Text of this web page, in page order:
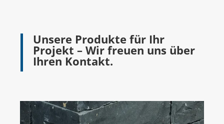
Unsere Produkte für Ihr
Projekt – Wir freuen uns über
Ihren Kontakt.